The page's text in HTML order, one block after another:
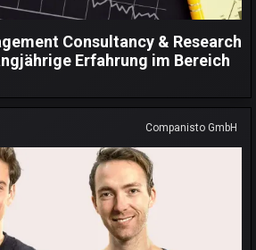
Consultancy & Research
Erfahrung im Bereich
Companisto GmbH